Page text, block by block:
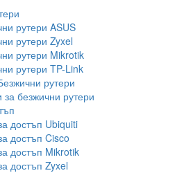
рутери ASUS
рутери Zyxel
рутери Mikrotik
рутери TP-Link
рутери
за безжични рутери
достъп Ubiquiti
достъп Cisco
достъп Mikrotik
достъп Zyxel